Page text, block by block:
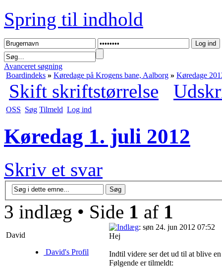
Spring til indhold
Avanceret søgning
Boardindeks » Køredage på Krogens bane, Aalborg » Køredage
Skift skriftstørrelse
OSS Søg Tilmeld Log ind
Køredag 1. juli 2012
Skriv et svar
3 indlæg • Side 1 af 1
David
David's Profil
: søn 24. jun 2012 07:52
Hej
Indtil videre ser det ud til at blive
Følgende er tilmeldt: